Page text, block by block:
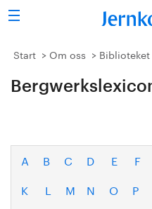
Sök
Stålindustrin
Vision 2050
Energi/miljö
Vi tycker
Start Om oss Biblioteket
A B C D E F
K
L M N O P